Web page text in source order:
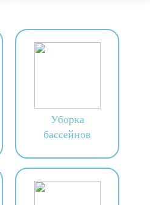
Уборка
бассейнов